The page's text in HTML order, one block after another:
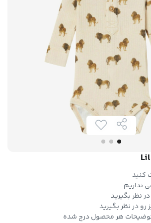
کنید
نداریم
نظر بگیرید
هر محصول درج شده